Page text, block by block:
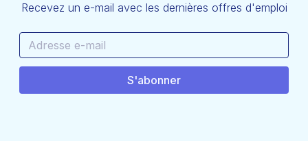
Recevez un e-mail avec les dernières offres d'emploi